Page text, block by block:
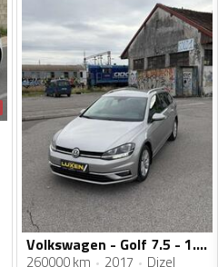
Volkswagen - Golf 7.5 - 1.6tdi
260000 km 2017 Dizel